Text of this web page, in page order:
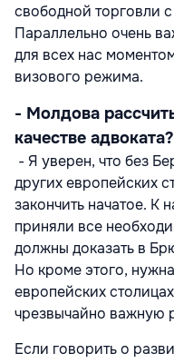
свободной торговли
Параллельно очень
для всех нас
визового режима.
- Молдова
качестве адвоката?
- Я уверен, что без
других европейских
закончить начатое.
приняли все
должны доказать в
Но кроме этого,
европейских
чрезвычайно важную
Если говорить о